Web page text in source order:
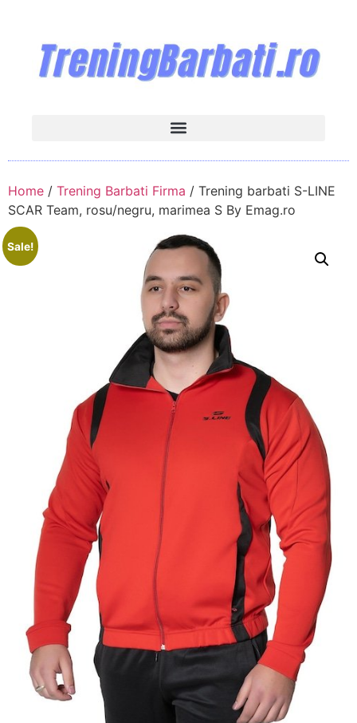
Home / Trening Barbati Firma / Trening barbati S-LINE
SCAR Team, rosu/negru, marimea S By Emag.ro
Sale!